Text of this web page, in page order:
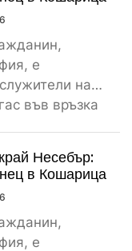
е
на
във връзка
Несебър:
в Кошарица
е